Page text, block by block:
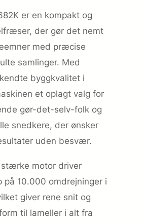
er en kompakt og
der gør det nemt
med præcise
samlinger. Med
byggkvalitet i
et oplagt valg for
gør-det-selv-folk og
snedkere, der ønsker
uden besvær.
motor driver
på 10.000 omdrejninger i
giver rene snit og
til lameller i alt fra